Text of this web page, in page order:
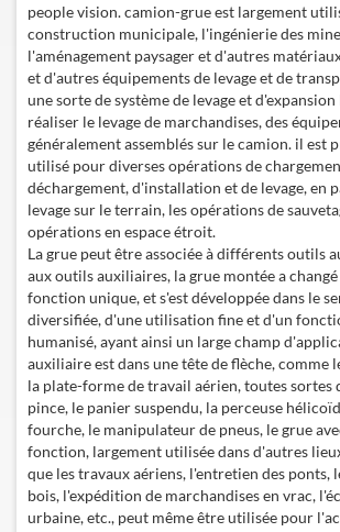
people vision. camion-grue est largement
construction municipale, l'ingénierie des
l'aménagement paysager et d'autres
et d'autres équipements de levage et de
une sorte de système de levage et
réaliser le levage de marchandises, des
généralement assemblés sur le camion. il est
utilisé pour diverses opérations de
déchargement, d'installation et de levage, en
levage sur le terrain, les opérations de
opérations en espace étroit.
La grue peut être associée à différents outils
aux outils auxiliaires, la grue montée a
fonction unique, et s'est développée dans le
diversifiée, d'une utilisation fine et d'un
humanisé, ayant ainsi un large champ
auxiliaire est dans une tête de flèche, comme
la plate-forme de travail aérien, toutes sortes
pince, le panier suspendu, la perceuse
fourche, le manipulateur de pneus, le grue
fonction, largement utilisée dans d'autres
que les travaux aériens, l'entretien des ponts,
bois, l'expédition de marchandises en vrac,
urbaine, etc., peut même être utilisée pour